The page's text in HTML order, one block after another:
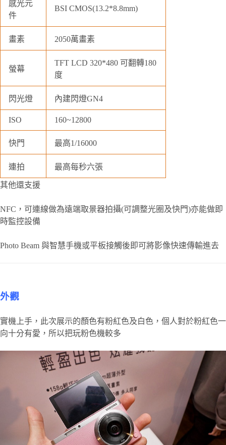
感光元
件
BSI CMOS(13.2*8.8mm)
畫素 2050萬畫素
螢幕
TFT LCD 320*480 可翻轉180
度
閃光燈 內建閃燈GN4
ISO 160~12800
快門 最高1/16000
連拍 最高每秒六張
其他還支援
NFC，可連線做為遠端取景器拍攝(可調整光圈及快門)亦能做即
時監控設備
Photo Beam 與智慧手機或平板接觸後即可將影像快速傳輸進去
外觀
實機上手，此次展示的顏色有粉紅色及白色，個人對於粉紅色一
向十分有愛，所以把玩粉色機較多